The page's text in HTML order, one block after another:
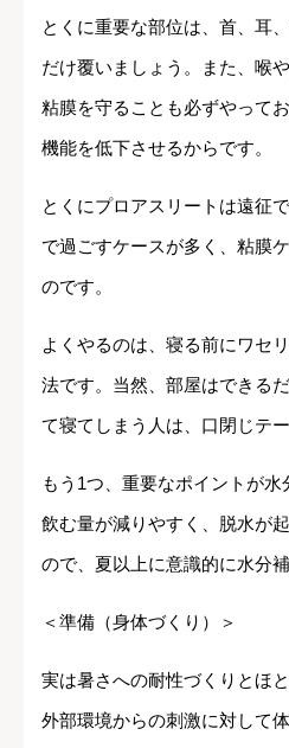
とくに重要な部位は、首、耳
だけ覆いましょう。また、喉
粘膜を守ることも必ずやって
機能を低下させるからです。
とくにプロアスリートは遠征
で過ごすケースが多く、粘膜
のです。
よくやるのは、寝る前にワセ
法です。当然、部屋はできる
て寝てしまう人は、口閉じテ
もう1つ、重要なポイントが
飲む量が減りやすく、脱水が
ので、夏以上に意識的に水分
＜準備（身体づくり）＞
実は暑さへの耐性づくりとほ
外部環境からの刺激に対して